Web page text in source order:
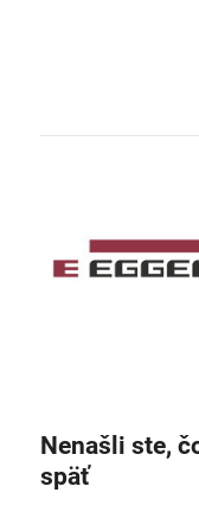
Nenašli ste,
späť